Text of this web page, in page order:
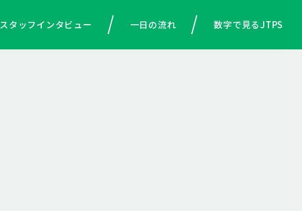
スタッフインタビュー 一日の流れ 数字で見るJTPS